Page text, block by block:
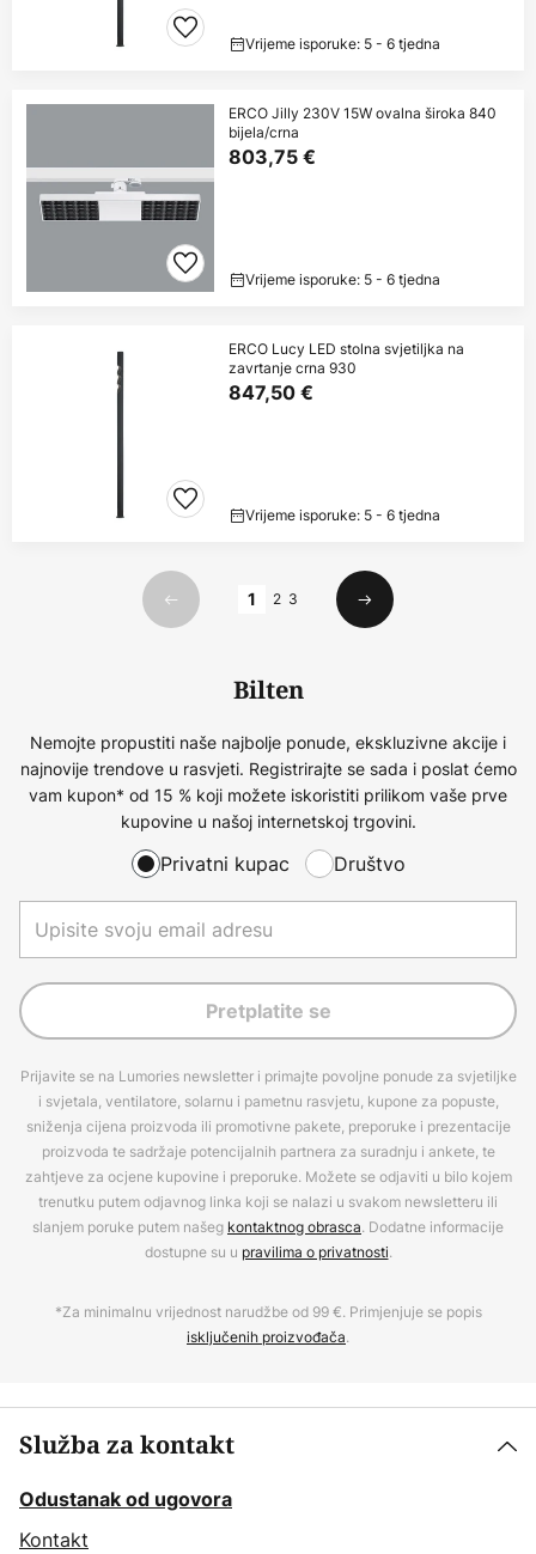
Vrijeme isporuke: 5 - 6 tjedna
ERCO Jilly 230V 15W ovalna široka 840
bijela/crna
803,75 €
Vrijeme isporuke: 5 - 6 tjedna
ERCO Lucy LED stolna svjetiljka na
zavrtanje crna 930
847,50 €
Vrijeme isporuke: 5 - 6 tjedna
Prethodno
1 2 3
Sljedeći
Bilten
Nemojte propustiti naše najbolje ponude, ekskluzivne akcije i
najnovije trendove u rasvjeti. Registrirajte se sada i poslat ćemo
vam kupon* od 15 % koji možete iskoristiti prilikom vaše prve
kupovine u našoj internetskoj trgovini.
Privatni kupac Društvo
Pretplatite se
Prijavite se na Lumories newsletter i primajte povoljne ponude za svjetiljke
i svjetala, ventilatore, solarnu i pametnu rasvjetu, kupone za popuste,
sniženja cijena proizvoda ili promotivne pakete, preporuke i prezentacije
proizvoda te sadržaje potencijalnih partnera za suradnju i ankete, te
zahtjeve za ocjene kupovine i preporuke. Možete se odjaviti u bilo kojem
trenutku putem odjavnog linka koji se nalazi u svakom newsletteru ili
slanjem poruke putem našeg kontaktnog obrasca. Dodatne informacije
dostupne su u pravilima o privatnosti.
*Za minimalnu vrijednost narudžbe od 99 €. Primjenjuje se popis
isključenih proizvođača.
Služba za kontakt
Odustanak od ugovora
Kontakt